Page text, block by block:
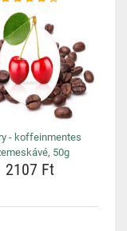
- koffeinmentes
50g
2107 Ft